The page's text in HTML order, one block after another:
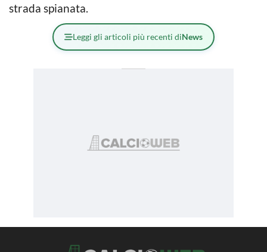
strada spianata.
Leggi gli articoli più recenti diNews